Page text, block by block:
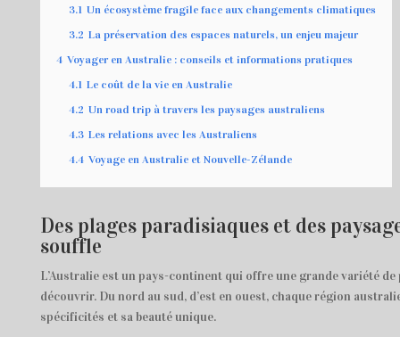
3.1 Un écosystème fragile face aux changements climatiques
3.2 La préservation des espaces naturels, un enjeu majeur
4 Voyager en Australie : conseils et informations pratiques
4.1 Le coût de la vie en Australie
4.2 Un road trip à travers les paysages australiens
4.3 Les relations avec les Australiens
4.4 Voyage en Australie et Nouvelle-Zélande
Des plages paradisiaques et des
souffle
L’Australie est un pays-continent qui offre une grande variété de
découvrir. Du nord au sud, d’est en ouest, chaque région
spécificités et sa beauté unique.